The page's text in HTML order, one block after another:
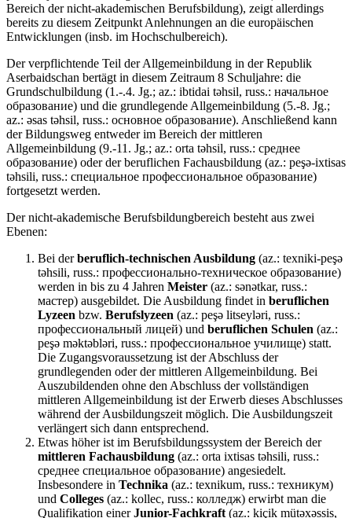
Bereich der nicht-akademischen Berufsbildung), zeigt allerdings
bereits zu diesem Zeitpunkt Anlehnungen an die europäischen
Entwicklungen (insb. im Hochschulbereich).
Der verpflichtende Teil der Allgemeinbildung in der Republik
Aserbaidschan bertägt in diesem Zeitraum 8 Schuljahre: die
Grundschulbildung (1.-.4. Jg.; az.: ibtidai təhsil, russ.: начальное
образование) und die grundlegende Allgemeinbildung (5.-8. Jg.;
az.: əsas təhsil, russ.: основное образование). Anschließend kann
der Bildungsweg entweder im Bereich der mittleren
Allgemeinbildung (9.-11. Jg.; az.: orta təhsil, russ.: среднее
образование) oder der beruflichen Fachausbildung (az.: peşə-ixtisas
təhsili, russ.: специальное профессиональное образование)
fortgesetzt werden.
Der nicht-akademische Berufsbildungbereich besteht aus zwei
Ebenen:
Bei derberuflich-technischen Ausbildung (az.: texniki-peşə
təhsili, russ.: профессионально-техническое образование)
werden in bis zu 4 Jahren Meister (az.: sənətkar, russ.:
мастер) ausgebildet. Die Ausbildung findet in beruflichen
Lyzeen bzw. Berufslyzeen (az.: peşə litseyləri, russ.:
профессиональный лицей) und beruflichen Schulen (az.:
peşə məktəbləri, russ.: профессиональное училище) statt.
Die Zugangsvoraussetzung ist der Abschluss der
grundlegenden oder der mittleren Allgemeinbildung. Bei
Auszubildenden ohne den Abschluss der vollständigen
mittleren Allgemeinbildung ist der Erwerb dieses Abschlusses
während der Ausbildungszeit möglich. Die Ausbildungszeit
verlängert sich dann entsprechend.
Etwas höher ist im Berufsbildungssystem der Bereich der
mittleren Fachausbildung (az.: orta ixtisas təhsili, russ.:
среднее специальное образование) angesiedelt.
Insbesondere in Technika (az.: texnikum, russ.: техникум)
und Colleges (az.: kollec, russ.: колледж) erwirbt man die
Qualifikation einerJunior-Fachkraft (az.: kiçik mütəxəssis,